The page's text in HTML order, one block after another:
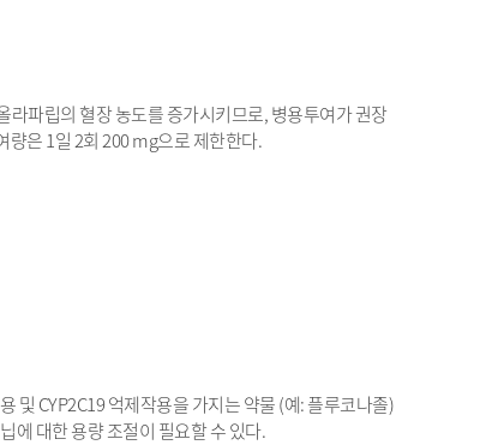
라파립의 혈장 농도를 증가시키므로, 병용투여가 권장
량은 1일 2회 200 mg으로 제한한다.
및 CYP2C19 억제작용을 가지는 약물 (예: 플루코나졸)
에 대한 용량 조절이 필요할 수 있다.